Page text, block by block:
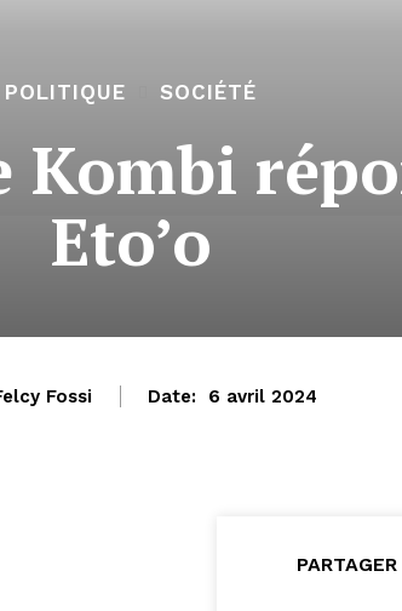
POLITIQUE SOCIÉTÉ
Kombi
Eto’o
Fossi Date: 6 avril 2024
PARTAGER